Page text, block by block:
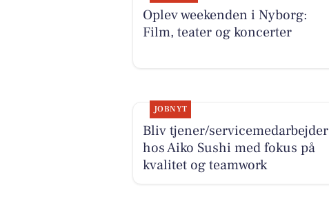
Oplev weekenden i Nyborg:
Film, teater og koncerter
JOBNYT
Bliv tjener/servicemedarbejder
hos Aiko Sushi med fokus på
kvalitet og teamwork